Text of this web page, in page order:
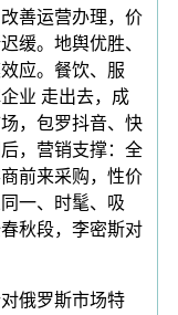
善运营办理，价
缓。地舆优胜、
应。餐饮、服
业 走出去，成
，包罗抖音、快
，营销支撑：全
前来采购，性价
一、时髦、吸
秋段，李密斯对
俄罗斯市场特